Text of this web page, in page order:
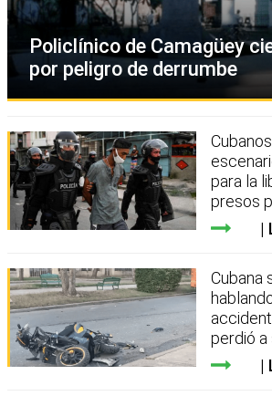
Policlínico de Camagüey
por peligro de derrumbe
para la
presos
Cubana
perdió a